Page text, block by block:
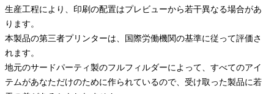
生産工程により、印刷の配置はプレビューから若干異なる場合があ
ります。
本製品の第三者プリンターは、国際労働機関の基準に従って評価さ
れます。
地元のサードパーティ製のフルフィルダーによって、すべてのアイ
テムがあなただけのために作られているので、受け取った製品に若